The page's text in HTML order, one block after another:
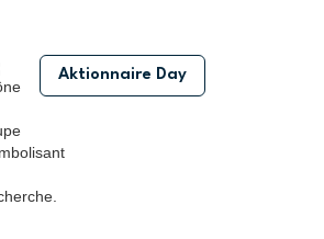
Aktionnaire Day